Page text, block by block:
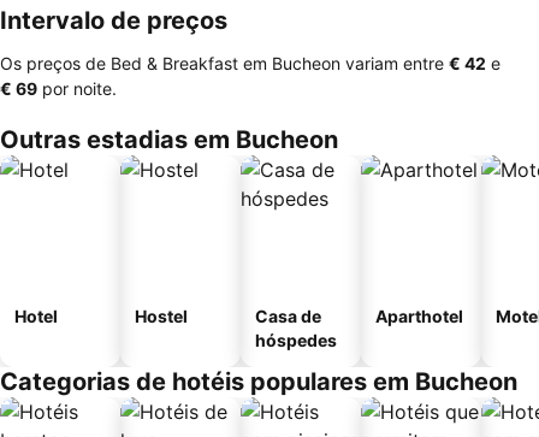
Intervalo de preços
Os preços de Bed & Breakfast em Bucheon variam entre ‎€ 42 e
‎€ 69 por noite.
Outras estadias em Bucheon
Hotel Hostel
Casa de
hóspedes
Aparthotel
Categorias de hotéis populares em Bucheon